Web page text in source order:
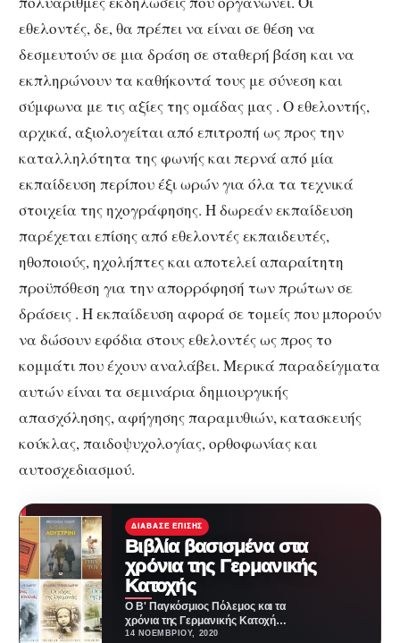
εθελοντές, δε, θα πρέπει να είναι σε θέση να
δεσμευτούν σε μια δράση σε σταθερή βάση και να
εκπληρώνουν τα καθήκοντά τους με σύνεση και
σύμφωνα με τις αξίες της ομάδας μας . Ο εθελοντής,
αρχικά, αξιολογείται από επιτροπή ως προς την
καταλληλότητα της φωνής και περνά από μία
εκπαίδευση περίπου έξι ωρών για όλα τα τεχνικά
στοιχεία της ηχογράφησης. Η δωρεάν εκπαίδευση
παρέχεται επίσης από εθελοντές εκπαιδευτές,
ηθοποιούς, ηχολήπτες και αποτελεί απαραίτητη
προϋπόθεση για την απορρόφησή των πρώτων σε
δράσεις . Η εκπαίδευση αφορά σε τομείς που μπορούν
να δώσουν εφόδια στους εθελοντές ως προς το
κομμάτι που έχουν αναλάβει. Μερικά παραδείγματα
αυτών είναι τα σεμινάρια δημιουργικής
απασχόλησης, αφήγησης παραμυθιών, κατασκευής
κούκλας, παιδοψυχολογίας, ορθοφωνίας και
αυτοσχεδιασμού.
ΔΙΆΒΑΣΕ ΕΠΊΣΗΣ
Βιβλία βασισμένα στα
χρόνια της Γερμανικής
Κατοχής
Ο Β' Παγκόσμιος Πόλεμος και τα
χρόνια της Γερμανικής Κατοχής
σημάδεψαν πολύ την Ελλάδα.
14 ΝΟΕΜΒΡΊΟΥ, 2020